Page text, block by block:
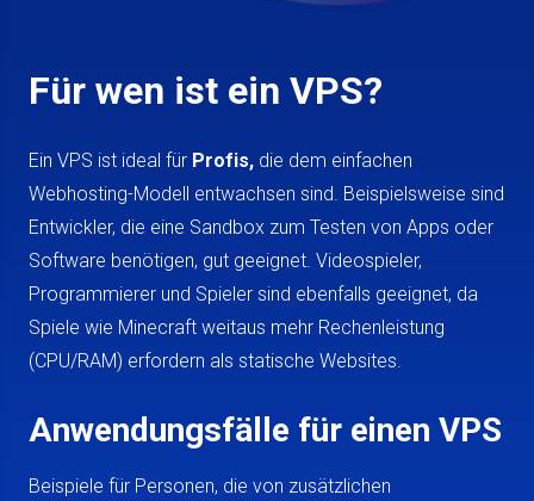
Für wen ist ein VPS?
Ein VPS ist ideal für Profis, die dem einfachen
Webhosting-Modell entwachsen sind. Beispielsweise sind
Entwickler, die eine Sandbox zum Testen von Apps oder
Software benötigen, gut geeignet. Videospieler,
Programmierer und Spieler sind ebenfalls geeignet, da
Spiele wie Minecraft weitaus mehr Rechenleistung
(CPU/RAM) erfordern als statische Websites.
Anwendungsfälle für einen VPS
Beispiele für Personen, die von zusätzlichen